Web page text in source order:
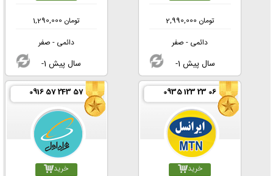
2,990,000 تومان
دائمی - صفر
-1 سال پیش
1,290,000 تومان
دائمی - صفر
-1 سال پیش
0935 123 23 06
خرید
0916 57 243 57
خرید